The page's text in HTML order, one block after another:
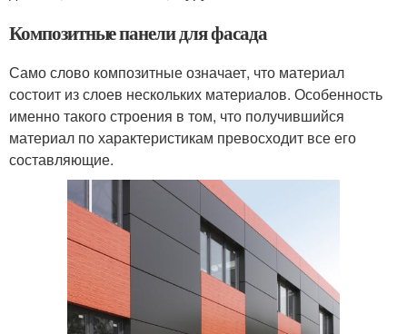
Композитные панели для фасада
Само слово композитные означает, что материал
состоит из слоев нескольких материалов. Особенность
именно такого строения в том, что получившийся
материал по характеристикам превосходит все его
составляющие.